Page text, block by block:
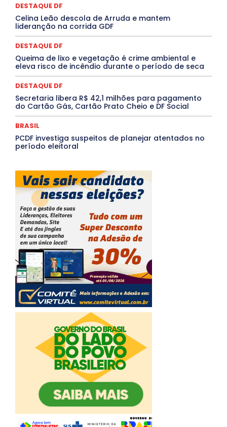
Santa Catarina
Saúde Agora
SEGURANÇA
Soltando o Verbo
TÁ FROID?
TEATRO
Tocantins
Utilidade Pública ZikaVirus
Mais
DESTAQUE DF
Celina Leão descola de Arruda e mantem
lideranção na corrida GDF
DESTAQUE DF
Queima de lixo e vegetação é crime ambiental e
eleva risco de incêndio durante o período de seca
DESTAQUE DF
Secretaria libera R$ 42,1 milhões para pagamento
do Cartão Gás, Cartão Prato Cheio e DF Social
BRASIL
PCDF investiga suspeitos de planejar atentados no
período eleitoral